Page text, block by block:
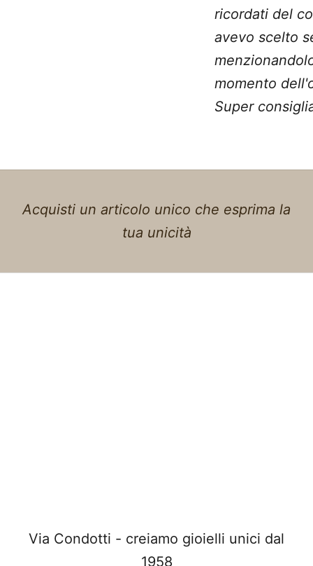
ricordati del
avevo scelto
momento
Super
Acquisti un articolo unico che esprima la
tua unicità
Via Condotti - creiamo gioielli unici dal
1958